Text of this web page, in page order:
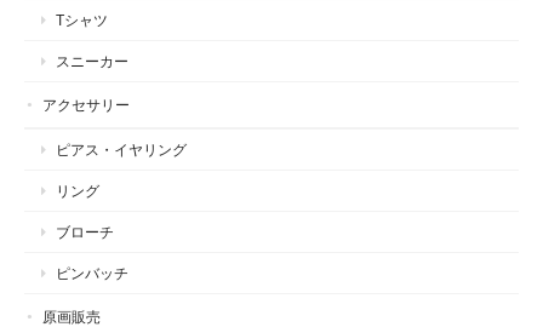
Tシャツ
スニーカー
アクセサリー
ピアス・イヤリング
リング
ブローチ
ピンバッチ
原画販売